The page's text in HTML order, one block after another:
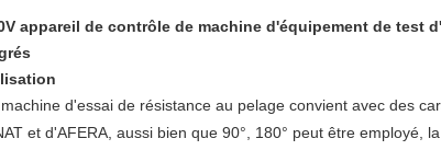
appareil de contrôle de machine d'équipement de test
d'essai de résistance au pelage convient avec des
et d'AFERA, aussi bien que 90°, 180° peut être employé,